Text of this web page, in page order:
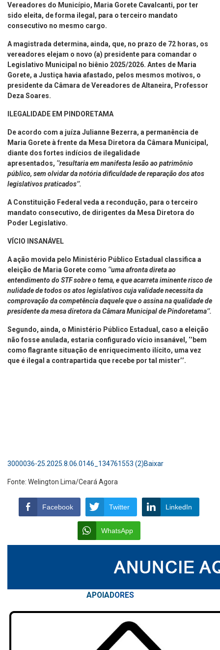
Vereadores do Município, Maria Gorete Cavalcanti, por ter
sido eleita, de forma ilegal, para o terceiro mandato
consecutivo no mesmo cargo.
A magistrada determina, ainda, que, no prazo de 72 horas, os
vereadores elejam o novo (a) presidente para comandar o
Legislativo Municipal no biênio 2025/2026. Antes de Maria
Gorete, a Justiça havia afastado, pelos mesmos motivos, o
presidente da Câmara de Vereadores de Altaneira, Professor
Deza Soares.
ILEGALIDADE EM PINDORETAMA
De acordo com a juíza Julianne Bezerra, a permanência de
Maria Gorete à frente da Mesa Diretora da Câmara Municipal,
diante dos fortes indícios de ilegalidade
apresentados, ‘’resultaria em manifesta lesão ao patrimônio
público, sem olvidar da notória dificuldade de reparação dos atos
legislativos praticados’’.
A Constituição Federal veda a recondução, para o terceiro
mandato consecutivo, de dirigentes da Mesa Diretora do
Poder Legislativo.
VÍCIO INSANÁVEL
A ação movida pelo Ministério Público Estadual classifica a
eleição de Maria Gorete como ‘’uma afronta direta ao
entendimento do STF sobre o tema, e que acarreta iminente risco de
nulidade de todos os atos legislativoscuja validade necessita da
comprovação da competência daquele que o assina na qualidade de
presidente da mesa diretora da Câmara Municipal de Pindoretama’’.
Segundo, ainda, o Ministério Público Estadual, caso a eleição
não fosse anulada, estaria configurado vício insanável, ‘’bem
como flagrante situação de enriquecimento ilícito, uma vez
que é ilegal a contrapartida que recebe por tal mister’’.
3000036-25.2025.8.06.0146_134761553 (2)Baixar
Fonte: Welington Lima/Ceará Agora
Facebook Twitter LinkedIn
WhatsApp
APOIADORES